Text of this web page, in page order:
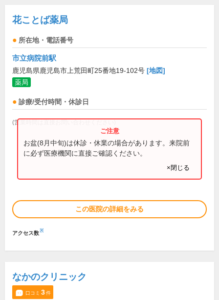
花ことば薬局
所在地・電話番号
市立病院前駅
鹿児島県鹿児島市上荒田町25番地19-102号 [地図]
薬局
診療/受付時間・休診日
(営業時間は直接お問い合わせください)
お盆(8月中旬)は休診・休業の場合があります。来院前
に必ず医療機関に直接ご確認ください。
×閉じる
この医院の詳細をみる
アクセス数※
なかのクリニック
口コミ 3件